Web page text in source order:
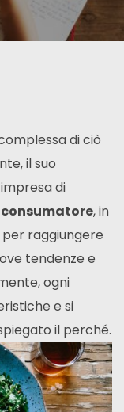
di ciò
il suo
di
, in
per raggiungere
tendenze e
ogni
e si
il perché.